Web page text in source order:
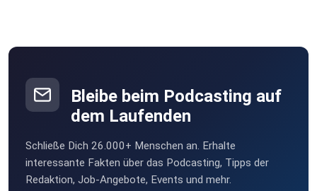
tt955
daheim
Welsberg-Taisten
Bleibe beim Podcasting auf
dem Laufenden
Schließe Dich 26.000+ Menschen an. Erhalte
interessante Fakten über das Podcasting, Tipps der
Redaktion, Job-Angebote, Events und mehr.